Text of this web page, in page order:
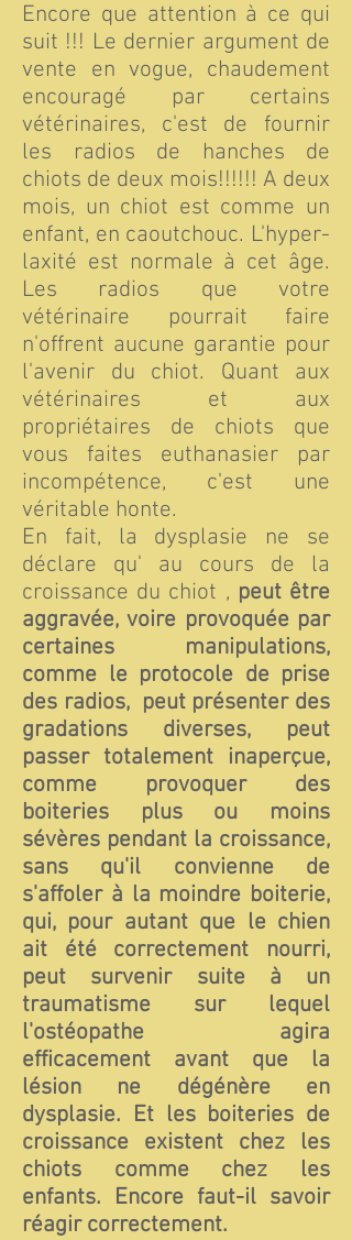
Encore que attention à ce qui
suit !!! Le dernier argument de
vente en vogue, chaudement
encouragé par certains
vétérinaires, c'est de fournir
les radios de hanches de
chiots de deux mois!!!!!! A deux
mois, un chiot est comme un
enfant, en caoutchouc. L'hyper-
laxité est normale à cet âge.
Les radios que votre
vétérinaire pourrait faire
n'offrent aucune garantie pour
l'avenir du chiot. Quant aux
vétérinaires et aux
propriétaires de chiots que
vous faites euthanasier par
incompétence, c'est une
véritable honte.
En fait, la dysplasie ne se
déclare qu' au cours de la
croissance du chiot , peut être
aggravée, voire provoquée par
certaines manipulations,
comme le protocole de prise
des radios, peut présenter des
gradations diverses, peut
passer totalement inaperçue,
comme provoquer des
boiteries plus ou moins
sévères pendant la croissance,
sans qu'il convienne de
s'affoler à la moindre boiterie,
qui, pour autant que le chien
ait été correctement nourri,
peut survenir suite à un
traumatisme sur lequel
l'ostéopathe agira
efficacement avant que la
lésion ne dégénère en
dysplasie. Et les boiteries de
croissance existent chez les
chiots comme chez les
enfants. Encore faut-il savoir
réagir correctement.